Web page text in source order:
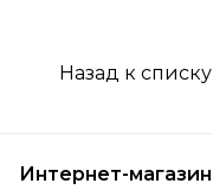
Назад к списку
Интернет-магазин